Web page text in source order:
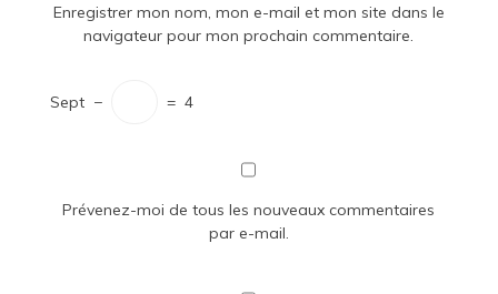
Enregistrer mon nom, mon e-mail et mon site dans le
navigateur pour mon prochain commentaire.
Sept − = 4
Prévenez-moi de tous les nouveaux commentaires
par e-mail.